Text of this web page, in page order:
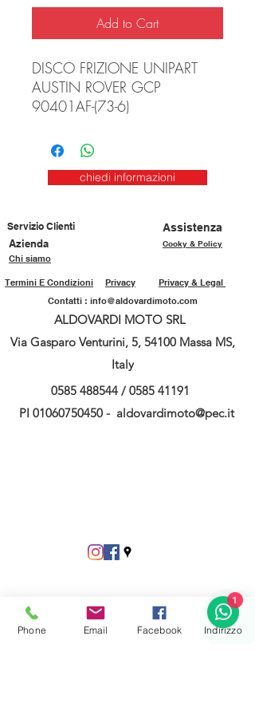
Add to Cart
DISCO FRIZIONE UNIPART
AUSTIN ROVER GCP
90401AF-(73-6)
chiedi informazioni
Servizio Clienti
Assistenza
Azienda
Cooky & Policy
Chi siamo
Privacy & Legal
Privacy
Termini E Condizioni
Contatti : info@aldovardimoto.com
ALDOVARDI MOTO SRL
Via Gasparo Venturini, 5, 54100 Massa MS,
Italy
0585 488544 / 0585 41191
PI 01060750450 - aldovardimoto@pec.it
Phone Email Facebook Indirizzo
1